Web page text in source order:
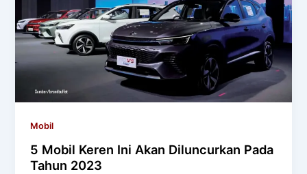
Mobil
5 Mobil Keren Ini Akan Diluncurkan Pada
Tahun 2023